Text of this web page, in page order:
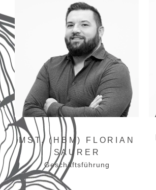
MST. (HBM) FLORIAN
SAURER
Geschäftsführung